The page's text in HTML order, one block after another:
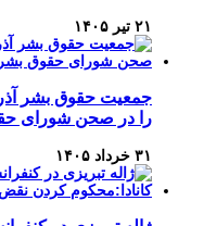
۲۱ تیر ۱۴۰۵
جمعیت حقوق بشر
را در صحن شورای
۳۱ خرداد ۱۴۰۵